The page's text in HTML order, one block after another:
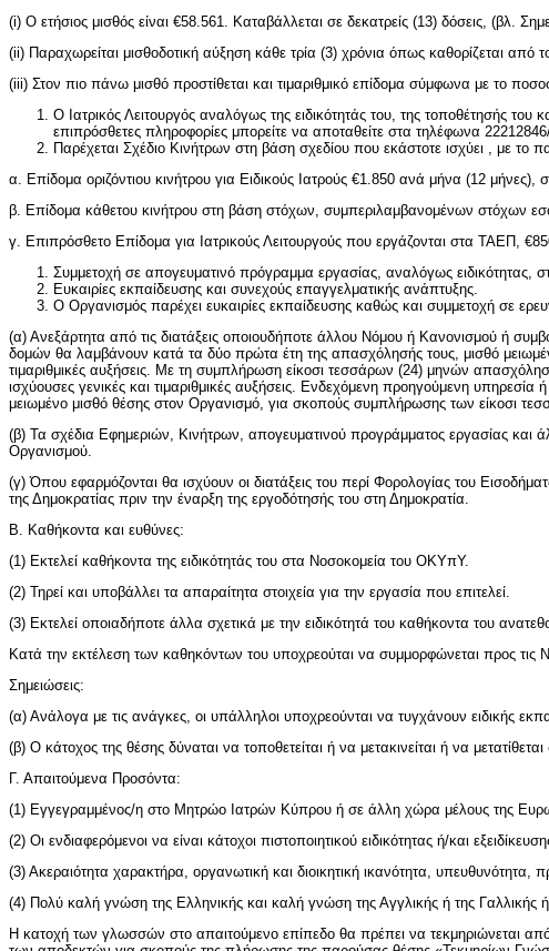
(i) Ο ετήσιος μισθός είναι €58.561. Καταβάλλεται σε δεκατρείς (13) δόσεις, (βλ.
(ii) Παραχωρείται μισθοδοτική αύξηση κάθε τρία (3) χρόνια όπως καθορίζεται από
(iii) Στον πιο πάνω μισθό προστίθεται και τιμαριθμικό επίδομα σύμφωνα με το
Ο Ιατρικός Λειτουργός αναλόγως της ειδικότητάς του, της τοποθέτησής
επιπρόσθετες πληροφορίες μπορείτε να αποταθείτε στα τηλέφωνα
Παρέχεται Σχέδιο Κινήτρων στη βάση σχεδίου που εκάστοτε ισχύει , με το
α. Επίδομα οριζόντιου κινήτρου για Ειδικούς Ιατρούς €1.850 ανά μήνα (12
β. Επίδομα κάθετου κινήτρου στη βάση στόχων, συμπεριλαμβανομένων στόχων
γ. Επιπρόσθετο Επίδομα για Ιατρικούς Λειτουργούς που εργάζονται στα ΤΑΕΠ,
Συμμετοχή σε απογευματινό πρόγραμμα εργασίας, αναλόγως ειδικότητας,
Ευκαιρίες εκπαίδευσης και συνεχούς επαγγελματικής ανάπτυξης.
Ο Οργανισμός παρέχει ευκαιρίες εκπαίδευσης καθώς και συμμετοχή σε
(α) Ανεξάρτητα από τις διατάξεις οποιουδήποτε άλλου Νόμου ή Κανονισμού ή
δομών θα λαμβάνουν κατά τα δύο πρώτα έτη της απασχόλησής τους, μισθό
τιμαριθμικές αυξήσεις. Με τη συμπλήρωση είκοσι τεσσάρων (24) μηνών
ισχύουσες γενικές και τιμαριθμικές αυξήσεις. Ενδεχόμενη προηγούμενη
μειωμένο μισθό θέσης στον Οργανισμό, για σκοπούς συμπλήρωσης των είκοσι
(β) Τα σχέδια Εφημεριών, Κινήτρων, απογευματινού προγράμματος εργασίας και
Οργανισμού.
(γ) Όπου εφαρμόζονται θα ισχύουν οι διατάξεις του περί Φορολογίας του
της Δημοκρατίας πριν την έναρξη της εργοδότησής του στη Δημοκρατία.
Β. Καθήκοντα και ευθύνες:
(1) Εκτελεί καθήκοντα της ειδικότητάς του στα Νοσοκομεία του ΟΚΥπΥ.
(2) Τηρεί και υποβάλλει τα απαραίτητα στοιχεία για την εργασία που επιτελεί.
(3) Εκτελεί οποιαδήποτε άλλα σχετικά με την ειδικότητά του καθήκοντα του
Κατά την εκτέλεση των καθηκόντων του υποχρεούται να συμμορφώνεται προς τις
Σημειώσεις:
(α) Ανάλογα με τις ανάγκες, οι υπάλληλοι υποχρεούνται να τυγχάνουν ειδικής
(β) Ο κάτοχος της θέσης δύναται να τοποθετείται ή να μετακινείται ή να
Γ. Απαιτούμενα Προσόντα:
(1) Εγγεγραμμένος/η στο Μητρώο Ιατρών Κύπρου ή σε άλλη χώρα μέλους της
(2) Οι ενδιαφερόμενοι να είναι κάτοχοι πιστοποιητικού ειδικότητας ή/και
(3) Ακεραιότητα χαρακτήρα, οργανωτική και διοικητική ικανότητα, υπευθυνότητα,
(4) Πολύ καλή γνώση της Ελληνικής και καλή γνώση της Αγγλικής ή της Γαλλικής
Η κατοχή των γλωσσών στο απαιτούμενο επίπεδο θα πρέπει να τεκμηριώνεται